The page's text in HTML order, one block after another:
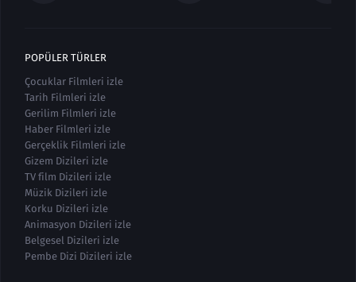
POPÜLER TÜRLER
Çocuklar Filmleri izle
Tarih Filmleri izle
Gerilim Filmleri izle
Haber Filmleri izle
Gerçeklik Filmleri izle
Gizem Dizileri izle
TV film Dizileri izle
Müzik Dizileri izle
Korku Dizileri izle
Animasyon Dizileri izle
Belgesel Dizileri izle
Pembe Dizi Dizileri izle